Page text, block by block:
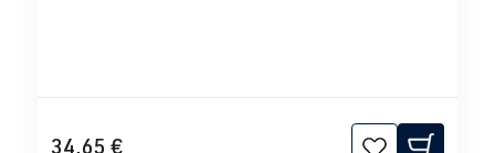
34,65 €